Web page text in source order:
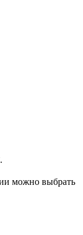
можно выбрать